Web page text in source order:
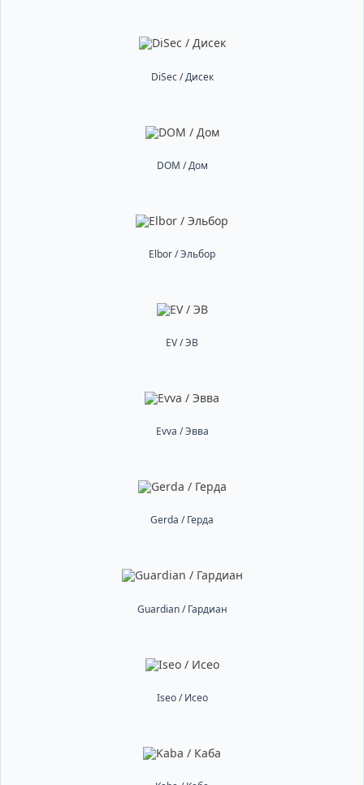
DiSec / Дисек
DOM / Дом
Elbor / Эльбор
EV / ЭВ
Evva / Эвва
Gerda / Герда
Guardian / Гардиан
Iseo / Исео